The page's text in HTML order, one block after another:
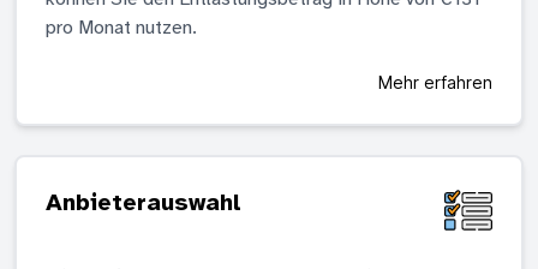
pro Monat nutzen.
Mehr erfahren
Anbieterauswahl